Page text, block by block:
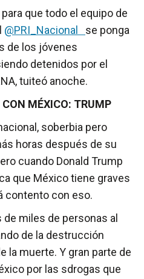
que todo el equipo de
@PRI_Nacional se ponga
de los jóvenes
detenidos por el
tuiteó anoche.
MÉXICO: TRUMP
soberbia pero
horas después de su
cuando Donald Trump
que México tiene graves
contento con eso.
miles de personas al
de la destrucción
la muerte. Y gran parte de
por las sdrogas que